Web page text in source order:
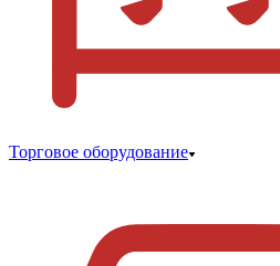
Торговое оборудование